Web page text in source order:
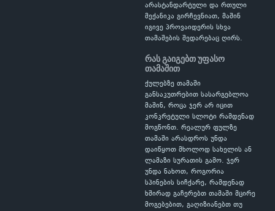
არასტანდარტული და რთული
მექანიკა გირჩევნიათ, მაშინ
იგივე პროვაიდერის სხვა
თამაშების შედარებაც ღირს.
რას გაიგებთ უფასო
თამაშით
ქულებზე თამაში
განსაკუთრებით სასარგებლოა
მაშინ, როცა ჯერ არ იცით
კონკრეტული სლოტი რამდენად
მოგწონთ. რეალურ ფულზე
თამაში არასდროს უნდა
დაიწყოთ მხოლოდ სახელის ან
ლამაზი სურათის გამო. ჯერ
უნდა ნახოთ, როგორია
სპინების სიჩქარე, რამდენად
ხშირად გაჩერებთ თამაში მცირე
მოგებებით, გაღიზიანებთ თუ